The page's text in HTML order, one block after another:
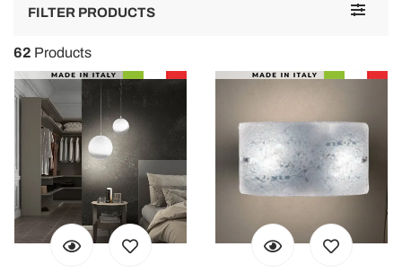
Toggle
FILTER PRODUCTS
62 Products